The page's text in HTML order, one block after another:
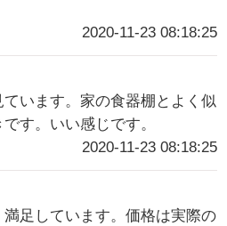
2020-11-23 08:18:25
います。家の食器棚とよく似
す。いい感じです。
2020-11-23 08:18:25
足しています。価格は実際の